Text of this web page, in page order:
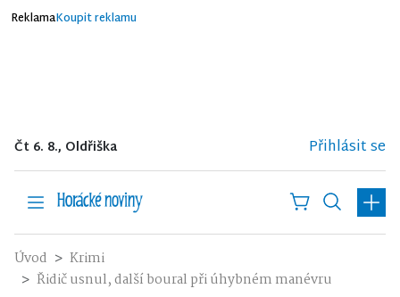
ReklamaKoupit reklamu
Čt 6. 8., Oldřiška Přihlásit se
Úvod
Krimi
Řidič usnul, další boural při úhybném manévru